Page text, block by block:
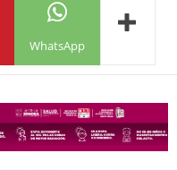
WhatsApp